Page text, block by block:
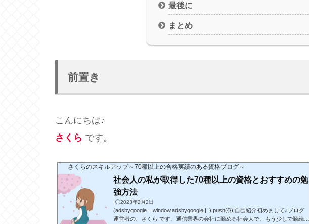
最後に
まとめ
前置き
こんにちは♪
さくら です。
さくらのスキルアップ～70種以上の合格実績のある資格ブログ～
社会人の私が取得した70種以上の資格とおすすめの勉
強方法
🕒️2023年2月2日
(adsbygoogle = window.adsbygoogle || ).push({});自己紹介初めまして♪ブログ
運営者の、さくら です。通信業界の会社に勤める社会人で、もう少しで勤続年